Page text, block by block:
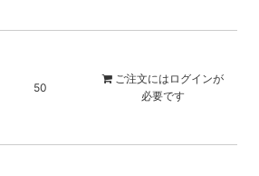
50
ご注文には ログインが
必要です